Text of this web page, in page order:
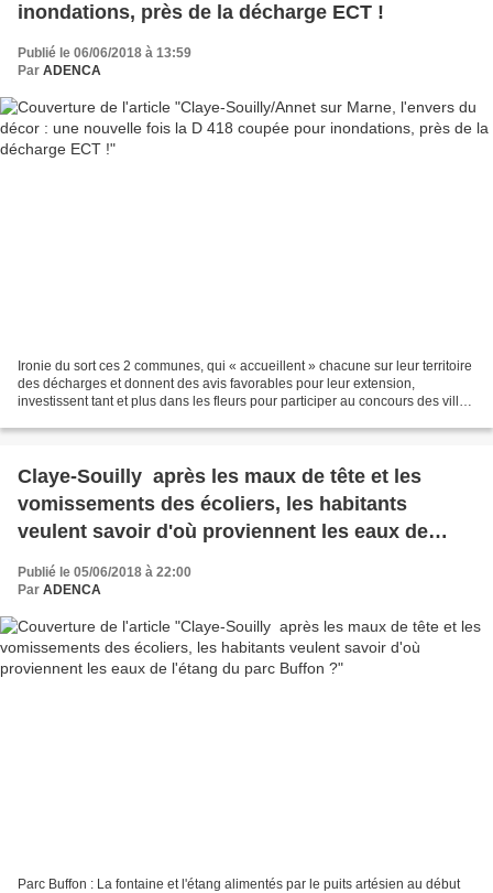
inondations, près de la décharge ECT !
Publié le 06/06/2018 à 13:59
Par ADENCA
Ironie du sort ces 2 communes, qui « accueillent » chacune sur leur territoire
des décharges et donnent des avis favorables pour leur extension,
investissent tant et plus dans les fleurs pour participer au concours des villes
Claye-Souilly après les maux de tête et les
vomissements des écoliers, les habitants
veulent savoir d'où proviennent les eaux de
Publié le 05/06/2018 à 22:00
Par ADENCA
Parc Buffon : La fontaine et l'étang alimentés par le puits artésien au début